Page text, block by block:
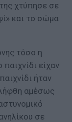
χτύπησε σε
και το σώμα
τόσο η
είχαν
ήταν
αμέσως
σε